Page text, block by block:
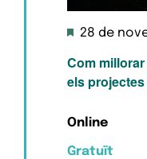
Com
els
Destacats
28 de
Online
Gratuït